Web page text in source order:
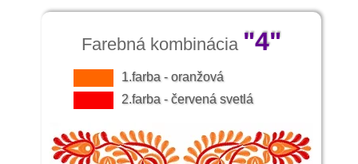
Farebná kombinácia "4"
1.farba - oranžová
2.farba - červená svetlá